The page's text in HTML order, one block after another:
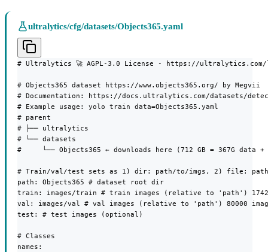
ultralytics/cfg/datasets/Objects365.yaml
# Ultralytics 🚀 AGPL-3.0 License - https://ultralytics.com/
# Objects365 dataset https://www.objects365.org/ by Megvii
# Documentation: https://docs.ultralytics.com/datasets/
# Example usage: yolo train data=Objects365.yaml
# parent
# ├── ultralytics
# └── datasets
#     └── Objects365 ← downloads here (712 GB = 367G data +
# Train/val/test sets as 1) dir: path/to/imgs, 2) file:
path: Objects365 # dataset root dir
train: images/train # train images (relative to 'path')
val: images/val # val images (relative to 'path') 80000
test: # test images (optional)
# Classes
names: